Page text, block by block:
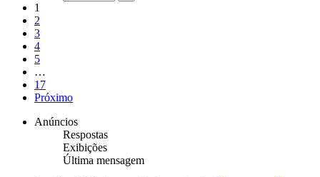
1
2
3
4
5
…
17
Próximo
Anúncios
Respostas
Exibições
Última mensagem